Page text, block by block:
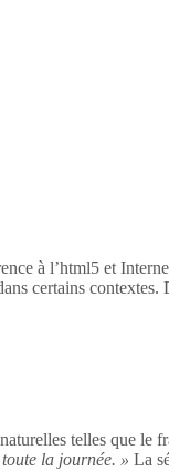
à l’html5 et
certains
telles que
la journée. » La